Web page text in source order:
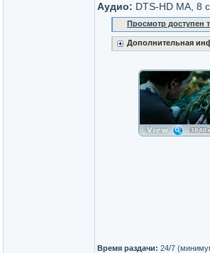
Аудио: DTS-HD MA, 8
Просмотр доступен
Дополнительная
Время раздачи: 24/7